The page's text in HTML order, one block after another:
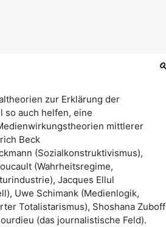
zur Erklärung der
so auch helfen, eine
mittlerer
Beck
(Sozialkonstruktivismus),
(Wahrheitsregime,
Jacques Ellul
Uwe Schimank (Medienlogik,
Totalistarismus), Shoshana Zuboff
(das journalistische Feld).